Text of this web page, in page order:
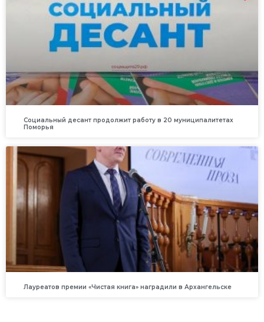
Социальный десант продолжит работу в 20 муниципалитетах
Поморья
Лауреатов премии «Чистая книга» наградили в Архангельске